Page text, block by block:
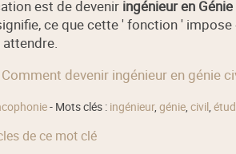
est de devenir ingénieur en
ce que cette ' fonction '
devenir ingénieur en génie
- Mots clés : ingénieur, génie, civil,
de ce mot clé